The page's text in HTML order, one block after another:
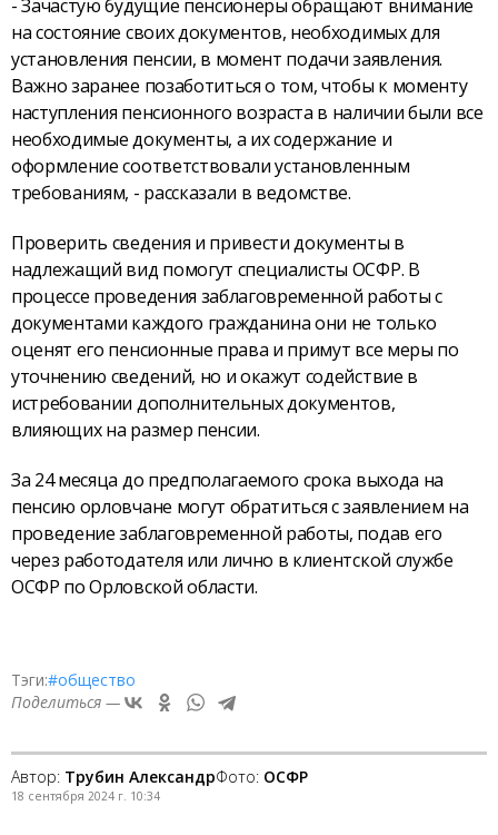
- Зачастую будущие пенсионеры обращают внимание
на состояние своих документов, необходимых для
установления пенсии, в момент подачи заявления.
Важно заранее позаботиться о том, чтобы к моменту
наступления пенсионного возраста в наличии были все
необходимые документы, а их содержание и
оформление соответствовали установленным
требованиям, - рассказали в ведомстве.
Проверить сведения и привести документы в
надлежащий вид помогут специалисты ОСФР. В
процессе проведения заблаговременной работы с
документами каждого гражданина они не только
оценят его пенсионные права и примут все меры по
уточнению сведений, но и окажут содействие в
истребовании дополнительных документов,
влияющих на размер пенсии.
За 24 месяца до предполагаемого срока выхода на
пенсию орловчане могут обратиться с заявлением на
проведение заблаговременной работы, подав его
через работодателя или лично в клиентской службе
ОСФР по Орловской области.
Тэги:#общество
Поделиться —
Автор: Трубин АлександрФото: ОСФР
18 сентября 2024 г. 10:34